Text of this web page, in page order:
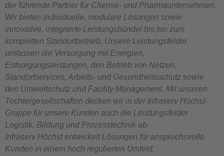
der führende Partner für Chemie- und Pharmaunternehmen.
Wir bieten individuelle, modulare Lösungen sowie
innovative, integrierte Leistungsbündel bis hin zum
kompletten Standortbetrieb. Unsere Leistungsfelder
umfassen die Versorgung mit Energien,
Entsorgungsleistungen, den Betrieb von Netzen,
Standortservices, Arbeits- und Gesundheitsschutz sowie
den Umweltschutz und Facility Management. Mit unseren
Tochtergesellschaften decken wir in der Infraserv Höchst-
Gruppe für unsere Kunden auch die Leistungsfelder
Logistik, Bildung und Prozesstechnik ab.
Infraserv Höchst entwickelt Lösungen für anspruchsvolle
Kunden in einem hoch regulierten Umfeld.